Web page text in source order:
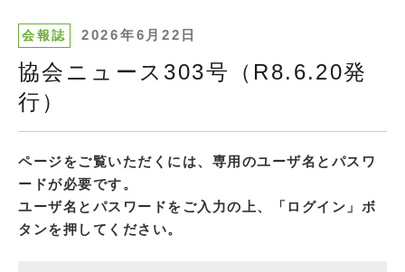
会報誌
投
日:
2026年6月22日
協会ニュース303号（R8.6.20発
行）
ページをご覧いただくには、専用のユーザ名とパスワ
ードが必要です。
ユーザ名とパスワードをご入力の上、「ログイン」ボ
タンを押してください。